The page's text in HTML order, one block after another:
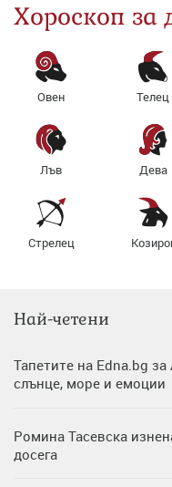
Хороскоп за
Овен Телец
Лъв Дева
Стрелец
Най-четени
Тапетите на Edna.bg
слънце, море и емоции
Ромина Тасевска
досега